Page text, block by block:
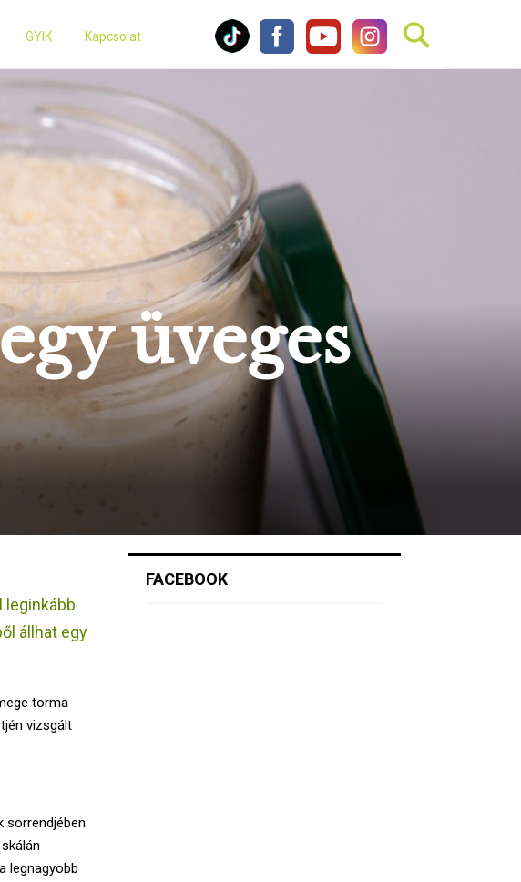
GYIK Kapcsolat
üveges
leginkább
állhat egy
torma
vizsgált
sorrendjében
legnagyobb
FACEBOOK